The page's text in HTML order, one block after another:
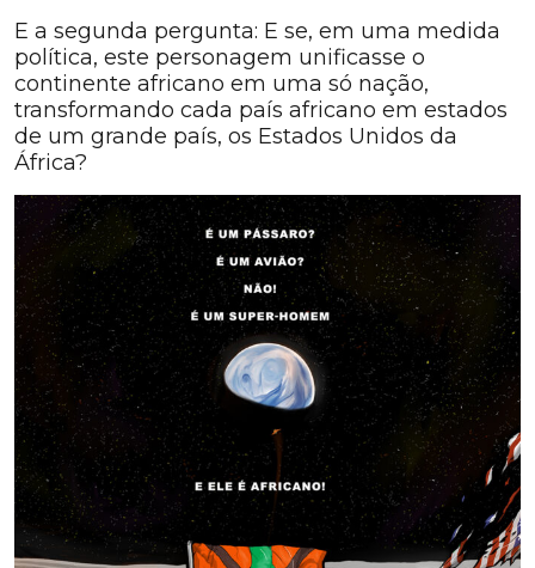
E a segunda pergunta: E se, em uma medida
política, este personagem unificasse o
continente africano em uma só nação,
transformando cada país africano em estados
de um grande país, os Estados Unidos da
África?